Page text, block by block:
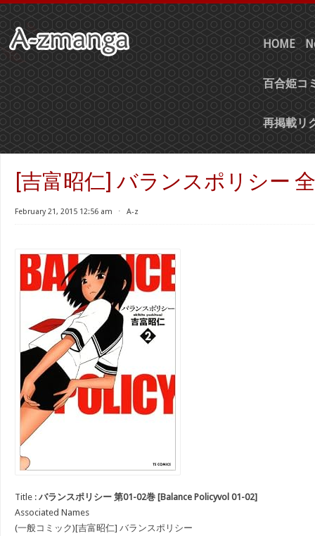
HOME
百合姫コ
再掲載リ
[吉富昭仁] バランスポリシー
February 21, 2015 12:56 am ⋅ A-z
Title : バランスポリシー 第01-02巻 [Balance Policyvol 01-02]
Associated Names
(一般コミック)[吉富昭仁] バランスポリシー